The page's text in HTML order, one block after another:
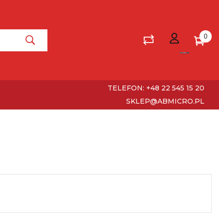
0
TELEFON: +48 22 545 15 20
SKLEP@ABMICRO.PL